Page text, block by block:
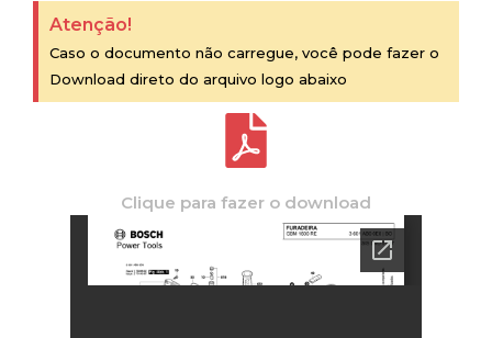
Atenção!
Caso o documento não carregue, você pode fazer o
Download direto do arquivo logo abaixo
Clique para fazer o download